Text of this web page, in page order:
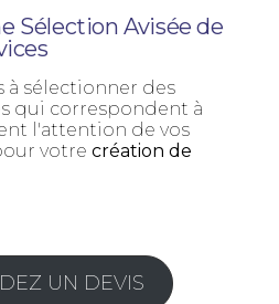
Sélection Avisée de
à sélectionner des
qui correspondent à
l'attention de vos
votre création de
UN DEVIS